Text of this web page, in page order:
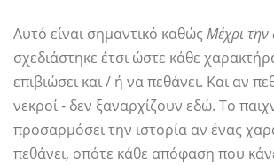
Αυτό είναι σημαντικό καθώς Μέχρι την
σχεδιάστηκε έτσι ώστε κάθε
επιβιώσει και / ή να πεθάνει. Και αν
νεκροί - δεν ξαναρχίζουν εδώ. Το
προσαρμόσει την ιστορία αν ένας
πεθάνει, οπότε κάθε απόφαση που